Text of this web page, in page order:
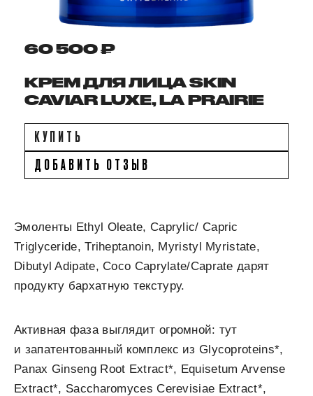
60 500 ₽
КРЕМ ДЛЯ ЛИЦА SKIN
CAVIAR LUXE, LA PRAIRIE
КУПИТЬ
ДОБАВИТЬ ОТЗЫВ
Эмоленты Ethyl Oleate, Caprylic/ Capric
Triglyceride, Triheptanoin, Myristyl Myristate,
Dibutyl Adipate, Coco Caprylate/Caprate дарят
продукту бархатную текстуру.
Активная фаза выглядит огромной: тут
и запатентованный комплекс из Glycoproteins*,
Panax Ginseng Root Extract*, Equisetum Arvense
Extract*, Saccharomyces Cerevisiae Extract*,